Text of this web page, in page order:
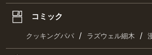
コミック
クッキングパパ / ラズウェル細木 /